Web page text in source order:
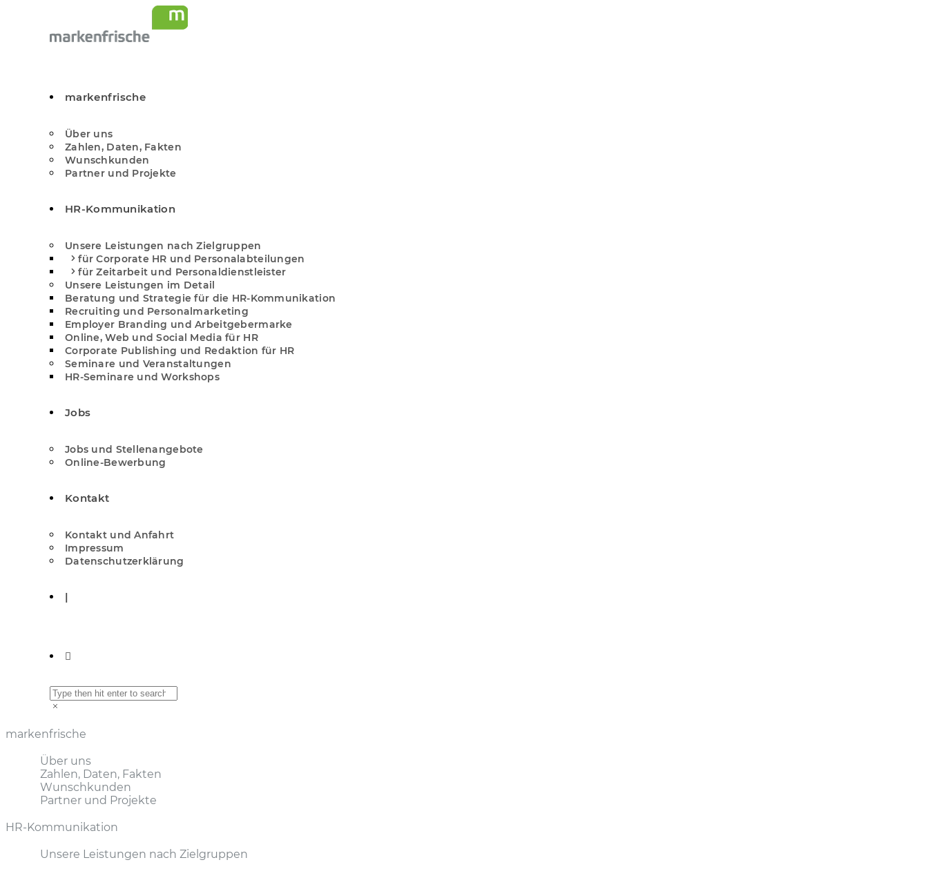
markenfrische
Über uns
Zahlen, Daten, Fakten
Wunschkunden
Partner und Projekte
HR-Kommunikation
Unsere Leistungen nach Zielgruppen
für Corporate HR und Personal­abteilungen
für Zeitarbeit und Personal­dienstleister
Unsere Leistungen im Detail
Beratung und Strategie für die HR-Kommunikation
Recruiting und Personalmarketing
Employer Branding und Arbeitgebermarke
Online, Web und Social Media für HR
Corporate Publishing und Redaktion für HR
Seminare und Veranstaltungen
HR-Seminare und Workshops
Jobs
Jobs und Stellenangebote
Online-Bewerbung
Kontakt
Kontakt und Anfahrt
Impressum
Datenschutzerklärung
|
markenfrische
Über uns
Zahlen, Daten, Fakten
Wunschkunden
Partner und Projekte
HR-Kommunikation
Unsere Leistungen nach Zielgruppen